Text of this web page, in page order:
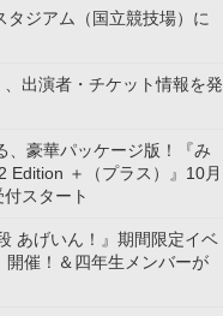
ジアム（国立競技場）に
、出演者・チケット情報を発
、豪華パッケージ版！『み
Edition ＋（プラス）』10月
スタート
あげいん！』期間限定イベ
開催！＆四年生メンバーが